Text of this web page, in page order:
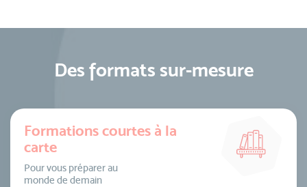
Des formats sur-mesure
Formations courtes à la
carte
Pour vous préparer au
monde de demain